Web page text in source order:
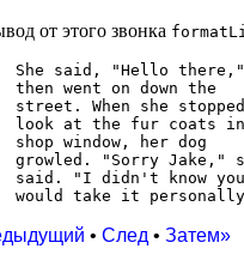
от этого звонка
She said, "Hello there,"
then went on down the
street. When she
look at the fur coats
shop window, her dog
growled. "Sorry Jake,"
said. "I didn't know you
• След • Затем»